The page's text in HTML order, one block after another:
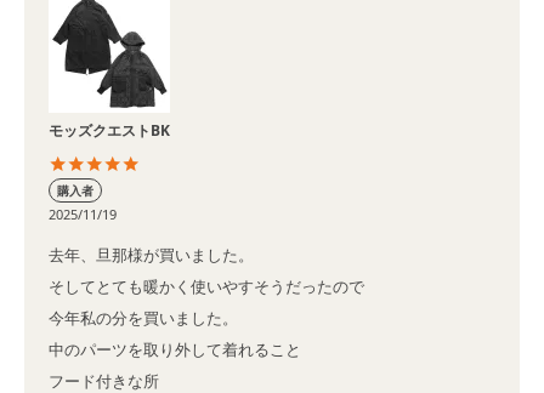
モッズクエストBK
購入者
2025/11/19
去年、旦那様が買いました。
そしてとても暖かく使いやすそうだったので
今年私の分を買いました。
中のパーツを取り外して着れること
フード付きな所